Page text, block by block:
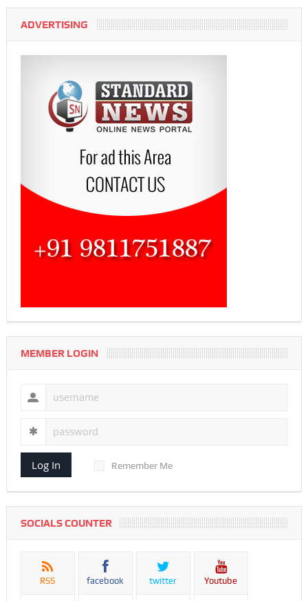
ADVERTISING
MEMBER LOGIN
Log In Remember Me
SOCIALS COUNTER
RSS facebook twitter Youtube